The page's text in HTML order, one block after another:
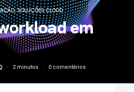
,SOLUÇÕES CLOUD
em
2 minutos 0 comentários